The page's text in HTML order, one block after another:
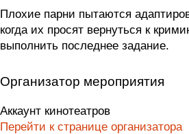
Плохие парни пытаются
когда их просят вернуться к
выполнить последнее задание.
Организатор мероприятия
Аккаунт кинотеатров
Перейти к странице организатора